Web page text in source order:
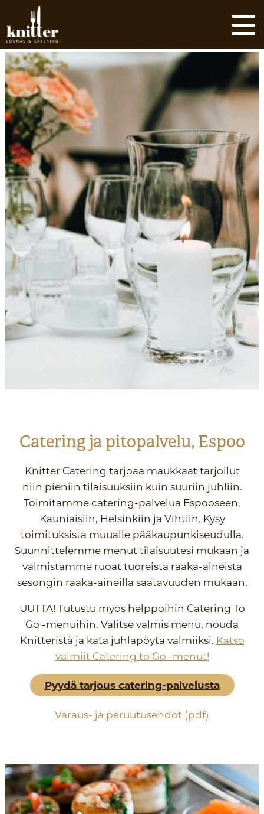
sisältöön
Catering ja pitopalvelu, Espoo
Knitter Catering tarjoaa maukkaat tarjoilut
niin pieniin tilaisuuksiin kuin suuriin juhliin.
Toimitamme catering-palvelua Espooseen,
Kauniaisiin, Helsinkiin ja Vihtiin. Kysy
toimituksista muualle pääkaupunkiseudulla.
Suunnittelemme menut tilaisuutesi mukaan ja
valmistamme ruoat tuoreista raaka-aineista
sesongin raaka-aineilla saatavuuden mukaan.
UUTTA! Tutustu myös helppoihin Catering To
Go -menuihin. Valitse valmis menu, nouda
Knitteristä ja kata juhlapöytä valmiiksi. Katso
valmiit Catering to Go -menut!
Pyydä tarjous catering-palvelusta
Varaus- ja peruutusehdot (pdf)